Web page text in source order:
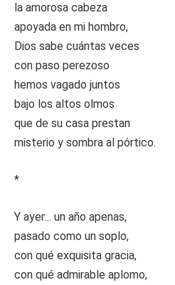
la amorosa cabeza
apoyada en mi hombro,
Dios sabe cuántas veces
con paso perezoso
hemos vagado juntos
bajo los altos olmos
que de su casa prestan
misterio y sombra al pórtico.
*
Y ayer… un año apenas,
pasado como un soplo,
con qué exquisita gracia,
con qué admirable aplomo,